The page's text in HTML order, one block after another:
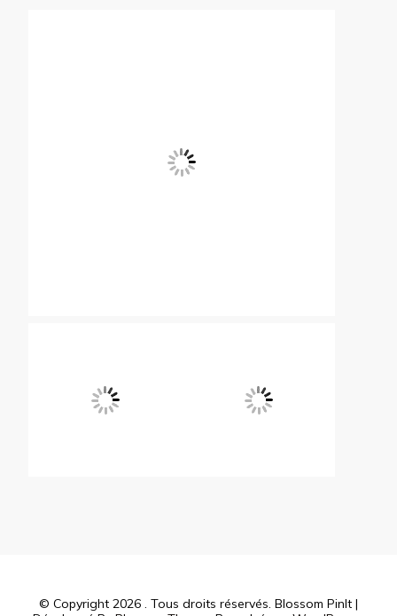
© Copyright 2026 . Tous droits réservés. Blossom PinIt |